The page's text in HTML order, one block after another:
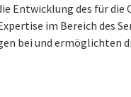
Entwicklung des für
im Bereich des
bei und ermöglichten